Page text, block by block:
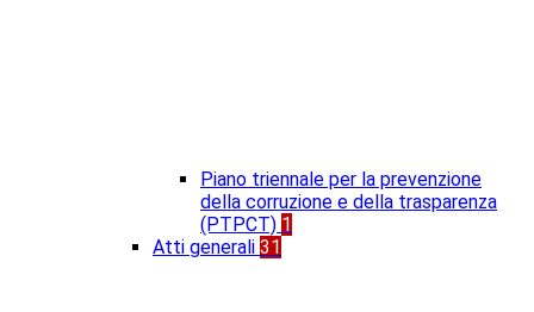
Piano triennale per la prevenzione
della corruzione e della trasparenza
(PTPCT) 1
Atti generali 31